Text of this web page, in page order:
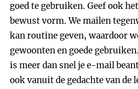
goed te gebruiken. Geef ook
bewust vorm. We mailen
kan routine geven, waardoor
gewoonten en goede
is meer dan snel je e-mail
ook vanuit de gedachte van de